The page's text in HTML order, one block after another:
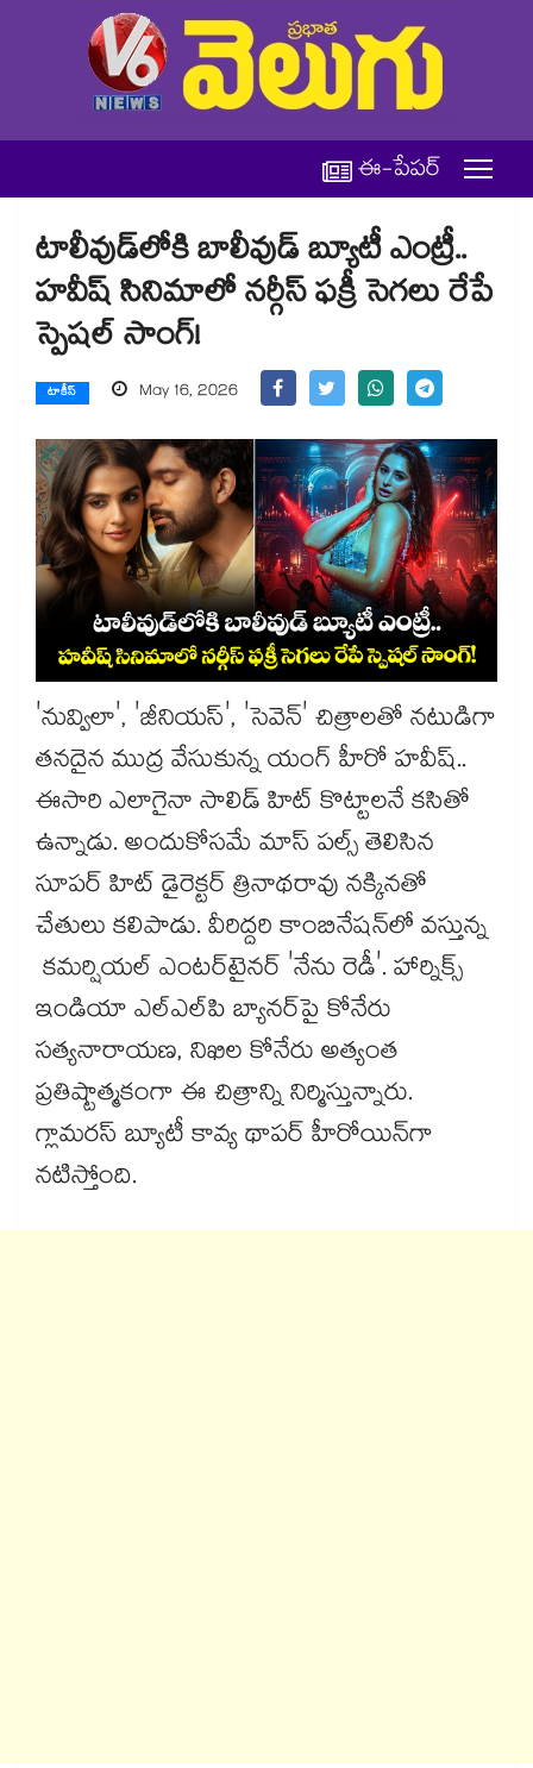
ఈ-పేపర్
టాలీవుడ్‌లోకి బాలీవుడ్ బ్యూటీ ఎంట్రీ..
హవీష్ సినిమాలో నర్గీస్ ఫక్రీ సెగలు రేపే
స్పెషల్ సాంగ్!
టాకీస్ May 16, 2026
'నువ్విలా', 'జీనియస్', 'సెవెన్' చిత్రాలతో నటుడిగా
తనదైన ముద్ర వేసుకున్న యంగ్ హీరో హవీష్..
ఈసారి ఎలాగైనా సాలిడ్ హిట్ కొట్టాలనే కసితో
ఉన్నాడు. అందుకోసమే మాస్ పల్స్ తెలిసిన
సూపర్ హిట్ డైరెక్టర్ త్రినాథరావు నక్కినతో
చేతులు కలిపాడు. వీరిద్దరి కాంబినేషన్‌లో వస్తున్న
కమర్షియల్ ఎంటర్‌టైనర్ 'నేను రెడీ'. హార్నిక్స్
ఇండియా ఎల్‌ఎల్‌పి బ్యానర్‌పై కోనేరు
సత్యనారాయణ, నిఖిల కోనేరు అత్యంత
ప్రతిష్టాత్మకంగా ఈ చిత్రాన్ని నిర్మిస్తున్నారు.
గ్లామరస్ బ్యూటీ కావ్య థాపర్ హీరోయిన్‌గా
నటిస్తోంది.